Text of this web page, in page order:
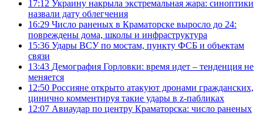
17:12 Украину накрыла экстремальная жара: синоптики
назвали дату облегчения
16:29 Число раненых в Краматорске выросло до 24:
повреждены дома, школы и инфраструктура
15:36 Удары ВСУ по мостам, пункту ФСБ и объектам
связи
13:43 Демография Горловки: время идет – тенденция не
меняется
12:50 Россияне открыто атакуют дронами гражданских,
цинично комментируя такие удары в z-пабликах
12:07 Авиаудар по центру Краматорска: число раненых